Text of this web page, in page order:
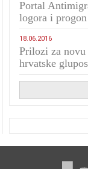
Portal
logora i
18.06.2016
Prilozi za
hrvatske